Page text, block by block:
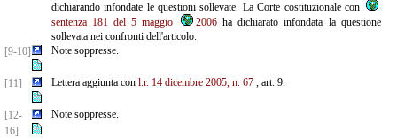
dichiarando infondate le questioni sollevate. La Corte costituzionale con
sentenza 181 del 5 maggio
2006ha dichiarato infondata la questione
sollevata nei confronti dell'articolo.
[9-10]
Note soppresse.
[11] Lettera aggiunta con l.r. 14 dicembre 2005, n. 67, art. 9.
[12-
16]
Note soppresse.